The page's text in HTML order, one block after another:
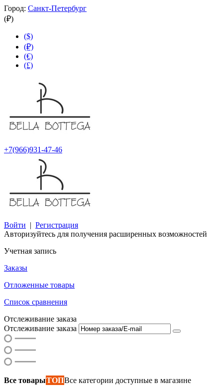
Город: Санкт-Петербург
(₽)
($)
(₽)
(€)
(£)
+7(966)931-47-46
Войти | Регистрация
Авторизуйтесь для получения расширенных возможностей
Учетная запись
Заказы
Отложенные товары
Список сравнения
Отслеживание заказа
Отслеживание заказа
Все товарыТОПВсе категории доступные в магазине